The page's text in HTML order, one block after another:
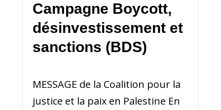
Campagne Boycott,
désinvestissement et
sanctions (BDS)
MESSAGE de la Coalition pour la
justice et la paix en Palestine En